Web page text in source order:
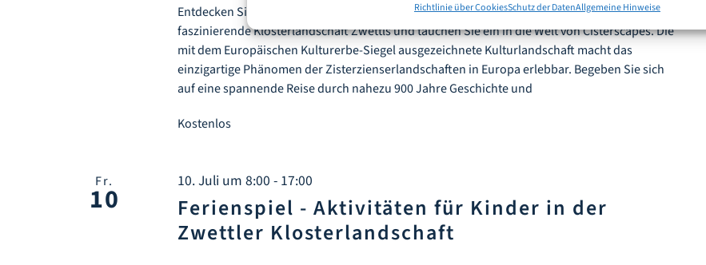
Richtlinie über CookiesSchutz der DatenAllgemeine Hinweise
Entdecken Sie am 6. Juli 2026 ab 19.00 Uhr mit Stadtarchivarin Elisabeth Moll die
faszinierende Klosterlandschaft Zwettls und tauchen Sie ein in die Welt von Cisterscapes. Die
mit dem Europäischen Kulturerbe-Siegel ausgezeichnete Kulturlandschaft macht das
einzigartige Phänomen der Zisterzienserlandschaften in Europa erlebbar. Begeben Sie sich
auf eine spannende Reise durch nahezu 900 Jahre Geschichte und
Kostenlos
Fr.
10
10. Juli um 8:00 - 17:00
Ferienspiel - Aktivitäten für Kinder in der
Zwettler Klosterlandschaft